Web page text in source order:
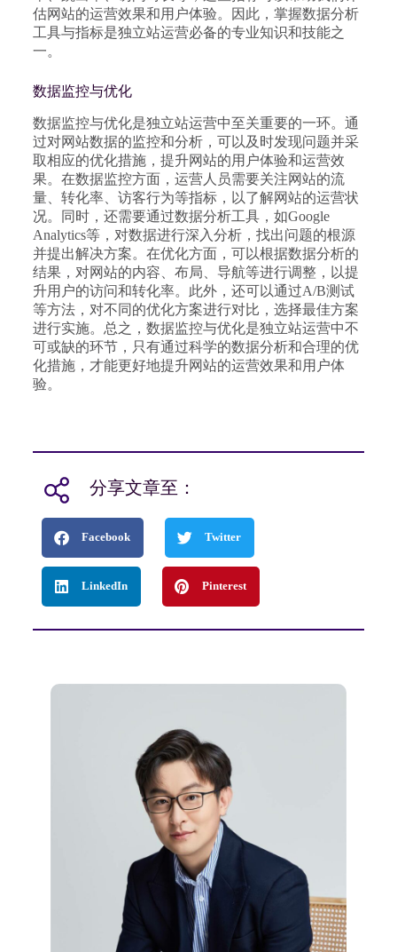
估网站的运营效果和用户体验。因此，掌握数据分析
工具与指标是独立站运营必备的专业知识和技能之
一。
数据监控与优化
数据监控与优化是独立站运营中至关重要的一环。通
过对网站数据的监控和分析，可以及时发现问题并采
取相应的优化措施，提升网站的用户体验和运营效
果。在数据监控方面，运营人员需要关注网站的流
量、转化率、访客行为等指标，以了解网站的运营状
况。同时，还需要通过数据分析工具，如Google
Analytics等，对数据进行深入分析，找出问题的根源
并提出解决方案。在优化方面，可以根据数据分析的
结果，对网站的内容、布局、导航等进行调整，以提
升用户的访问和转化率。此外，还可以通过A/B测试
等方法，对不同的优化方案进行对比，选择最佳方案
进行实施。总之，数据监控与优化是独立站运营中不
可或缺的环节，只有通过科学的数据分析和合理的优
化措施，才能更好地提升网站的运营效果和用户体
验。
分享文章至：
Facebook Twitter
LinkedIn Pinterest